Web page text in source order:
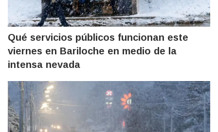
Qué servicios públicos funcionan este
viernes en Bariloche en medio de la
intensa nevada